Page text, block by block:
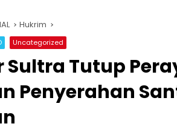
Hukrim
Uncategorized
Sultra Tutup
Penyerahan